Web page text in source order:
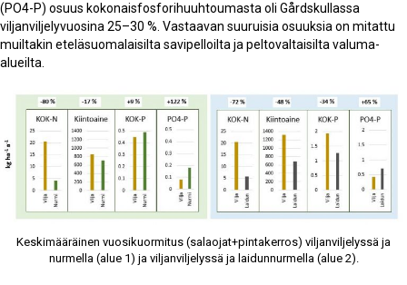
(PO4-P) osuus kokonaisfosforihuuhtoumasta oli Gårdskullassa
viljanviljelyvuosina 25–30 %. Vastaavan suuruisia osuuksia on mitattu
muiltakin eteläsuomalaisilta savipelloilta ja peltovaltaisilta valuma-
alueilta.
Keskimääräinen vuosikuormitus (salaojat+pintakerros) viljanviljelyssä ja
nurmella (alue 1) ja viljanviljelyssä ja laidunnurmella (alue 2).